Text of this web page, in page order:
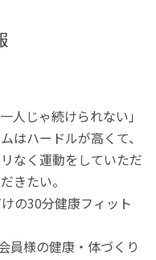
人じゃ続けられない」
はハードルが高くて、
なく運動をしていただ
きたい。
の30分健康フィット
員様の健康・体づくり